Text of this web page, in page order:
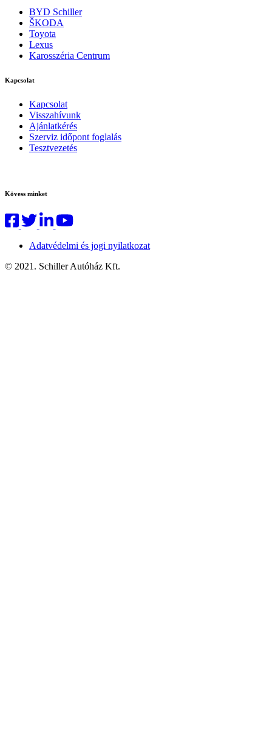
BYD Schiller
ŠKODA
Toyota
Lexus
Karosszéria Centrum
Kapcsolat
Kapcsolat
Visszahívunk
Ajánlatkérés
Szerviz időpont foglalás
Tesztvezetés
Kövess minket
Adatvédelmi és jogi nyilatkozat
© 2021. Schiller Autóház Kft.